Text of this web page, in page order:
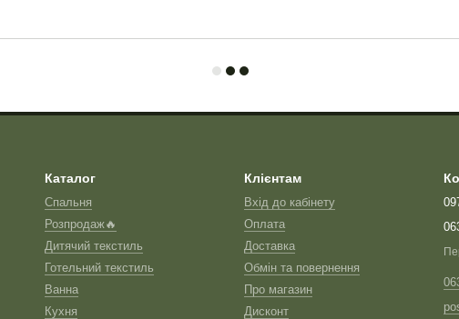
Каталог
Спальня
Розпродаж🔥
Дитячий текстиль
Готельний текстиль
Ванна
Кухня
Клієнтам
Вхід до кабінету
Оплата
Доставка
Обмін та повернення
Про магазин
Дисконт